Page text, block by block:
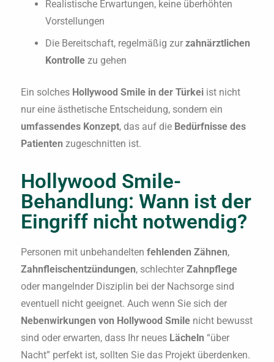
Realistische Erwartungen, keine überhöhten
Vorstellungen
Die Bereitschaft, regelmäßig zur zahnärztlichen
Kontrolle zu gehen
Ein solches Hollywood Smile in der Türkei ist nicht
nur eine ästhetische Entscheidung, sondern ein
umfassendes Konzept, das auf die Bedürfnisse des
Patienten zugeschnitten ist.
Hollywood Smile-
Behandlung: Wann ist der
Eingriff nicht notwendig?
Personen mit unbehandelten fehlenden Zähnen,
Zahnfleischentzündungen, schlechter Zahnpflege
oder mangelnder Disziplin bei der Nachsorge sind
eventuell nicht geeignet. Auch wenn Sie sich der
Nebenwirkungen von Hollywood Smile nicht bewusst
sind oder erwarten, dass Ihr neues Lächeln “über
Nacht” perfekt ist, sollten Sie das Projekt überdenken.